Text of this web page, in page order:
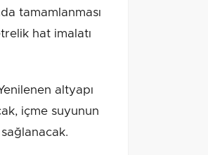
tamamlanması
hat imalatı
altyapı
içme suyunun